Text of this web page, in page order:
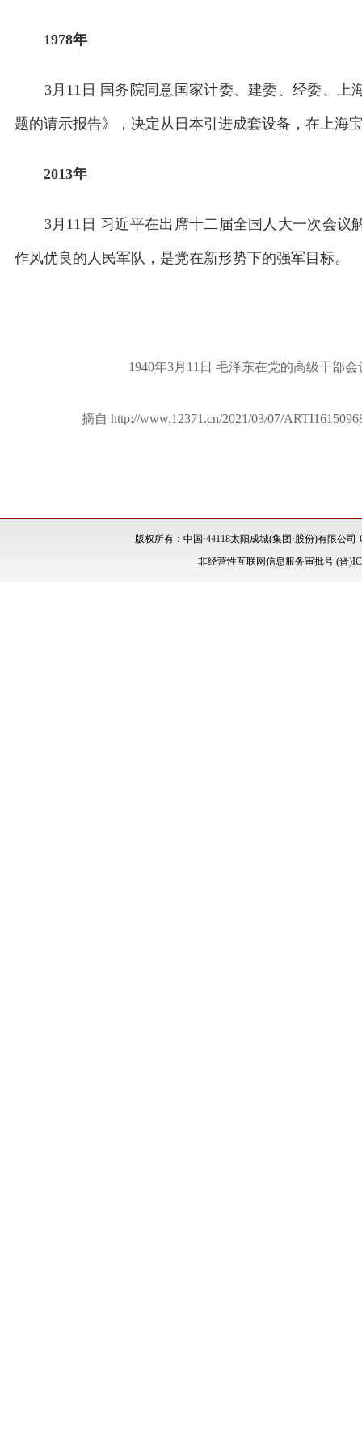
1978年
3月11日 国务院同意国家计委、建委、经委、上
题的请示报告》，决定从日本引进成套设备，在上海
2013年
3月11日 习近平在出席十二届全国人大一次会议
作风优良的人民军队，是党在新形势下的强军目标。
1940年3月11日 毛泽东在党的高级干部
摘自 http://www.12371.cn/2021/03/07/
版权所有：中国·44118太阳成城(集团·股份)有限公
非经营性互联网信息服务审批号 (晋